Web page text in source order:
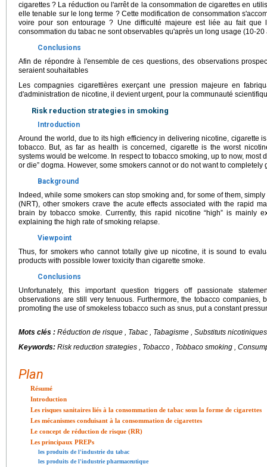
cigarettes ? La réduction ou l'arrêt de la consommation de cigarettes en
elle tenable sur le long terme ? Cette modification de consommation
voire pour son entourage ? Une difficulté majeure est liée au fait que
consommation du tabac ne sont observables qu'après un long usage (10-20
Conclusions
Afin de répondre à l'ensemble de ces questions, des observations
seraient souhaitables
Les compagnies cigarettières exerçant une pression majeure en
d'administration de nicotine, il devient urgent, pour la communauté
Risk reduction strategies in smoking
Introduction
Around the world, due to its high efficiency in delivering nicotine, cigarette
tobacco. But, as far as health is concerned, cigarette is the worst
systems would be welcome. In respect to tobacco smoking, up to now, most
or die” dogma. However, some smokers cannot or do not want to
Background
Indeed, while some smokers can stop smoking and, for some of them,
(NRT), other smokers crave the acute effects associated with the rapid
brain by tobacco smoke. Currently, this rapid nicotine “high” is mainly
explaining the high rate of smoking relapse.
Viewpoint
Thus, for smokers who cannot totally give up nicotine, it is sound to
products with possible lower toxicity than cigarette smoke.
Conclusions
Unfortunately, this important question triggers off passionate
observations are still very tenuous. Furthermore, the tobacco companies,
promoting the use of smokeless tobacco such as snus, put a constant
Mots clés : Réduction de risque , Tabac , Tabagisme , Substituts nicotiniques
Keywords: Risk reduction strategies , Tobacco , Tobbaco smoking ,
Plan
Résumé
Introduction
Les risques sanitaires liés à la consommation de tabac sous la forme de cigarettes
Les mécanismes conduisant à la consommation de cigarettes
Le concept de réduction de risque (RR)
Les principaux PREPs
les produits de l'industrie du tabac
les produits de l'industrie pharmaceutique